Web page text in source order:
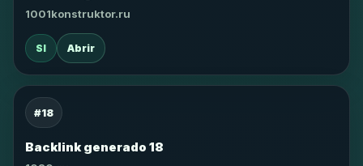
1001konstruktor.ru
SI Abrir
#18
Backlink generado 18